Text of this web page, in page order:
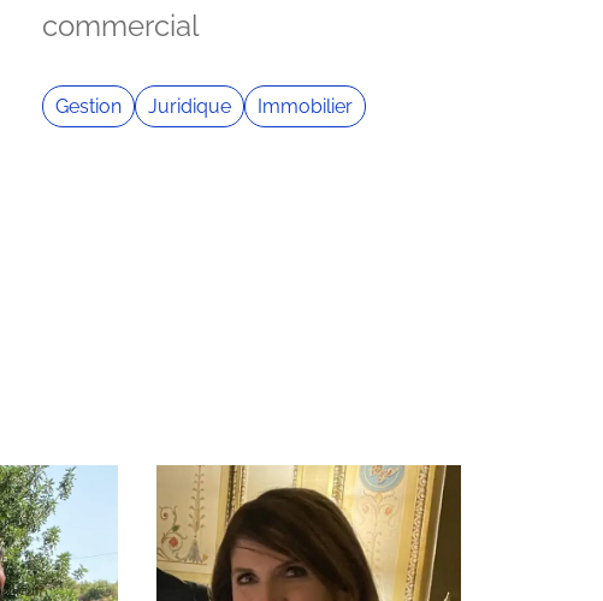
commercial
Gestion Juridique Immobilier